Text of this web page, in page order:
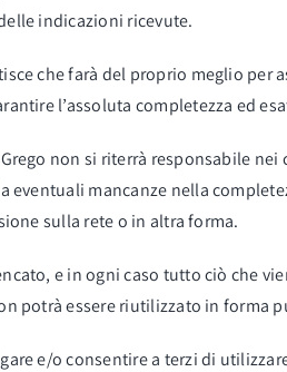
indicazioni ricevute.
che farà del proprio meglio
l’assoluta completezza ed
non si riterrà responsabile
eventuali mancanze nella
sulla rete o in altra forma.
e in ogni caso tutto ciò che
potrà essere riutilizzato in forma
e/o consentire a terzi di